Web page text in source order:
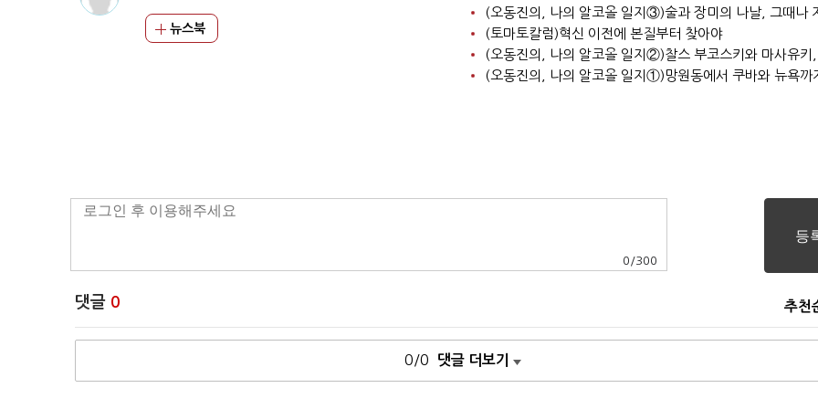
뉴스북
(토마토칼럼)혁신 이전에 본질부터 찾아야
0 /300
댓글 0 추천
0/0 댓글 더보기